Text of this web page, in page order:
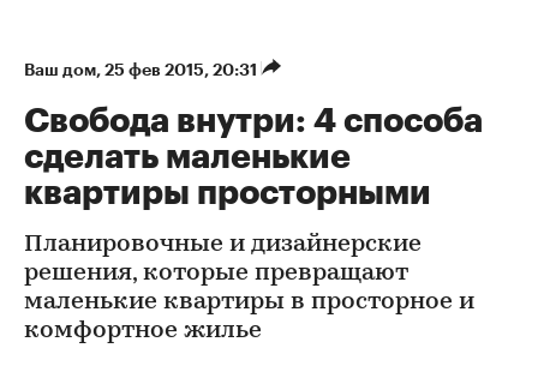
Ваш дом⁠, 25 фев 2015, 20:31
Свобода внутри: 4 способа
сделать маленькие
квартиры просторными
Планировочные и дизайнерские
решения, которые превращают
маленькие квартиры в просторное и
комфортное жилье